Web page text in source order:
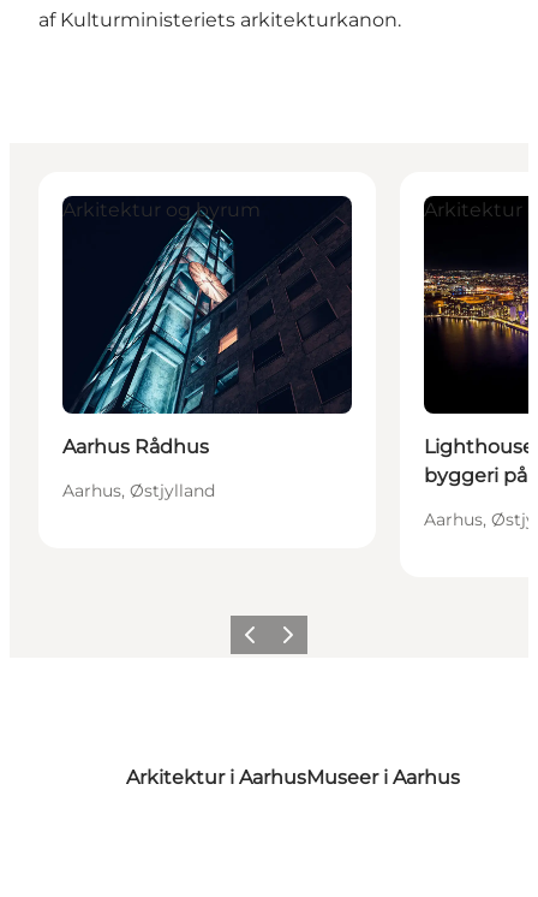
af Kulturministeriets arkitekturkanon.
Arkitektur og byrum
Aarhus Rådhus
Aarhus, Østjylland
Arkitektur
byggeri på
Aarhus,
ForrigeNæste
Arkitektur i AarhusMuseer i Aarhus